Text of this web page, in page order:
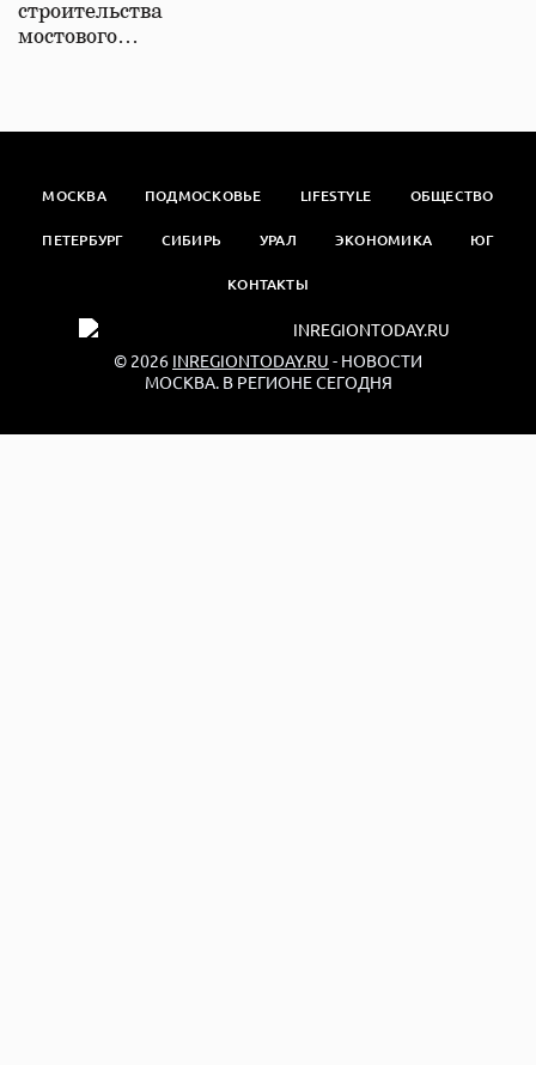
строительства
мостового…
МОСКВА ПОДМОСКОВЬЕ LIFESTYLE ОБЩЕСТВО
ПЕТЕРБУРГ СИБИРЬ УРАЛ ЭКОНОМИКА ЮГ
КОНТАКТЫ
© 2026 INREGIONTODAY.RU - НОВОСТИ
МОСКВА. В РЕГИОНЕ СЕГОДНЯ